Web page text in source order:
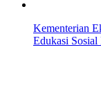
Kementerian
Edukasi